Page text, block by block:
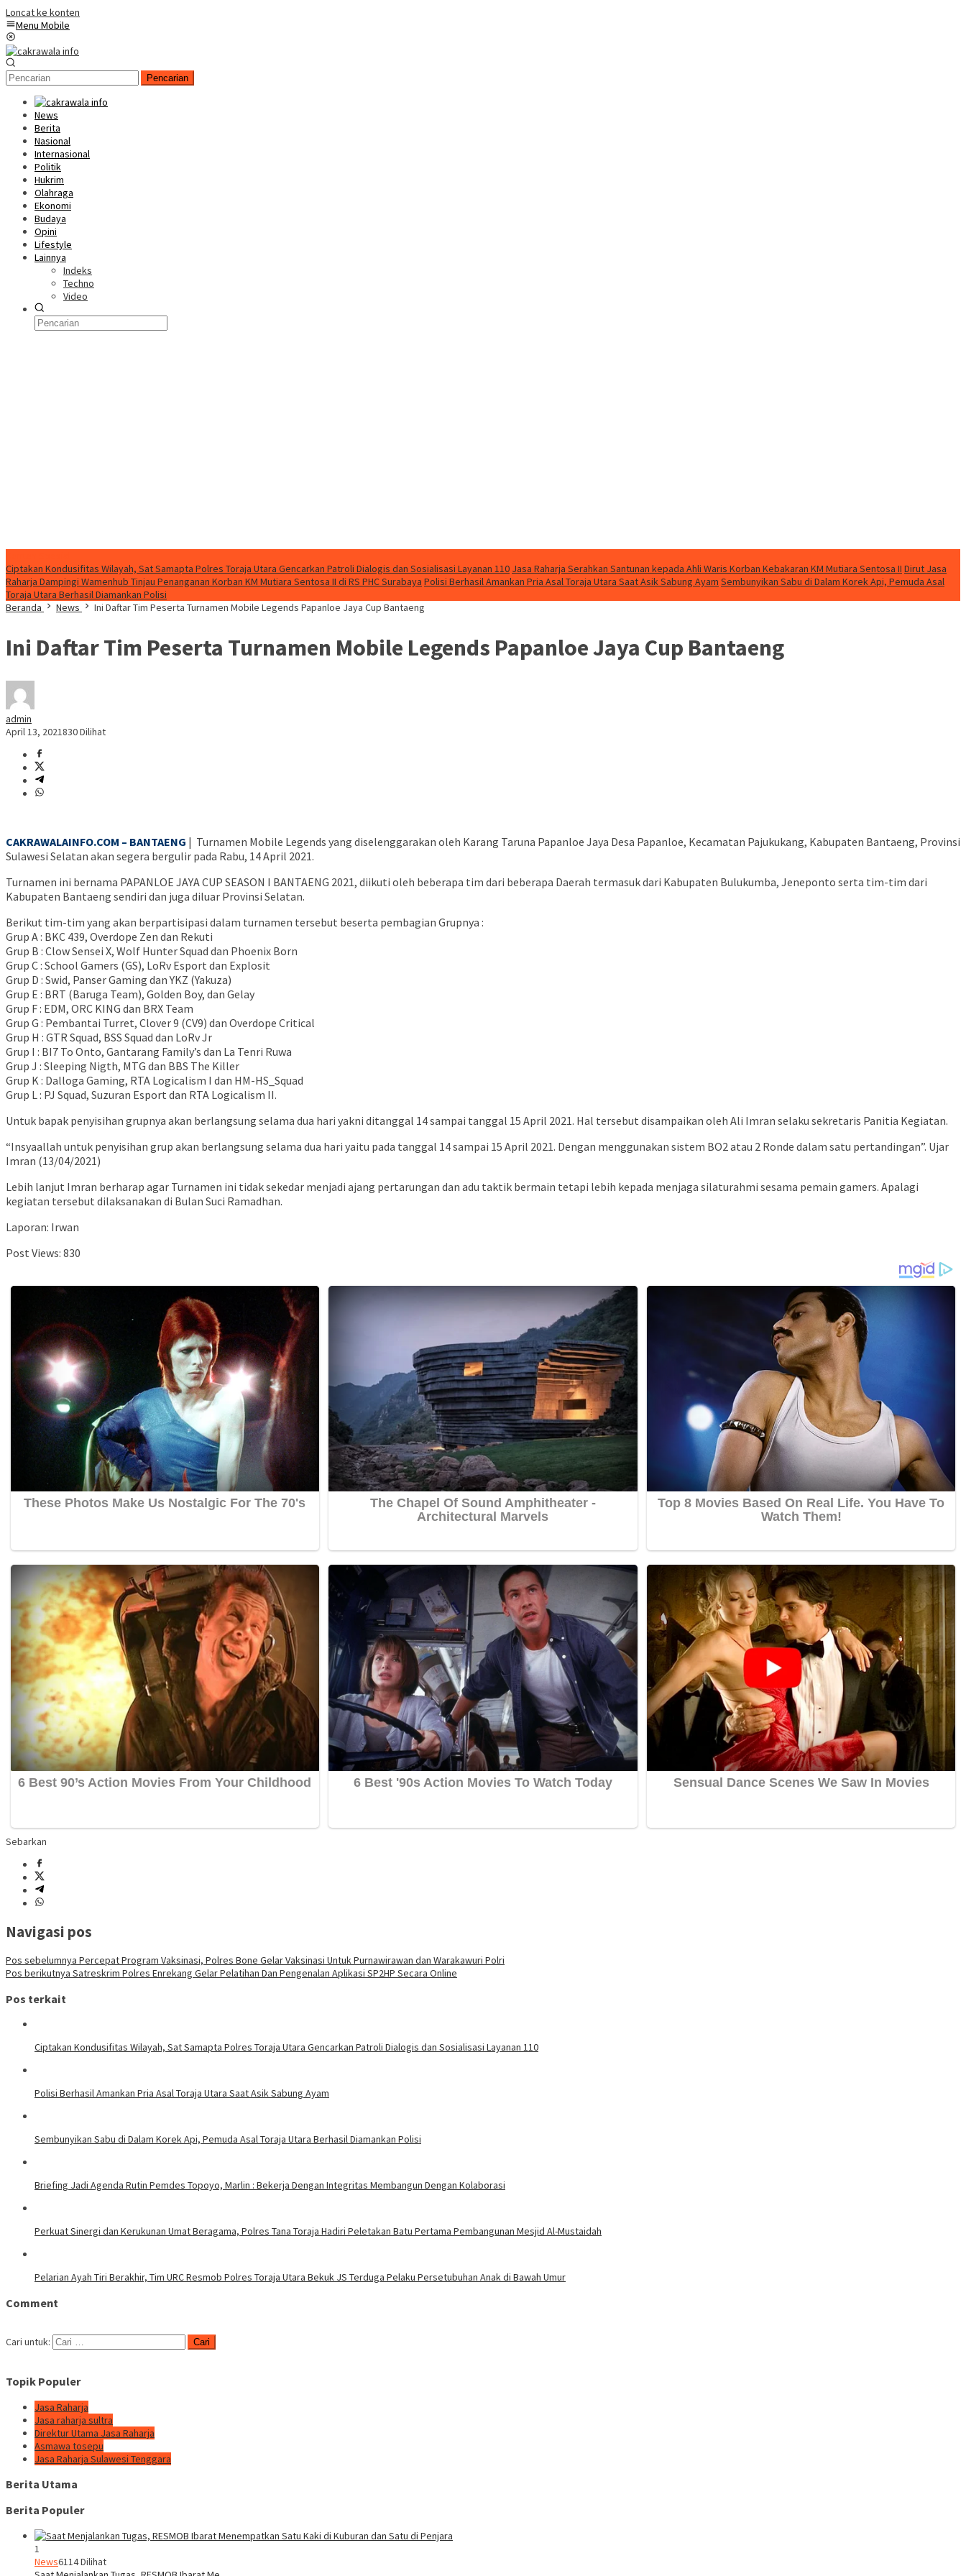
Loncat ke konten
Menu Mobile
Pencarian
News
Berita
Nasional
Internasional
Politik
Hukrim
Olahraga
Ekonomi
Budaya
Opini
Lifestyle
Lainnya
Indeks
Techno
Video
Ciptakan Kondusifitas Wilayah, Sat Samapta Polres Toraja Utara Gencarkan Patroli Dialogis dan Sosialisasi Layanan 110 Jasa Raharja Serahkan Santunan kepada Ahli Waris Korban Kebakaran KM Mutiara Sentosa II Dirut Jasa
Raharja Dampingi Wamenhub Tinjau Penanganan Korban KM Mutiara Sentosa II di RS PHC Surabaya Polisi Berhasil Amankan Pria Asal Toraja Utara Saat Asik Sabung Ayam Sembunyikan Sabu di Dalam Korek Api, Pemuda Asal
Toraja Utara Berhasil Diamankan Polisi
Beranda
News Ini Daftar Tim Peserta Turnamen Mobile Legends Papanloe Jaya Cup Bantaeng
Ini Daftar Tim Peserta Turnamen Mobile Legends Papanloe Jaya Cup Bantaeng
admin
April 13, 2021830 Dilihat
CAKRAWALAINFO.COM – BANTAENG | Turnamen Mobile Legends yang diselenggarakan oleh Karang Taruna Papanloe Jaya Desa Papanloe, Kecamatan Pajukukang, Kabupaten Bantaeng, Provinsi
Sulawesi Selatan akan segera bergulir pada Rabu, 14 April 2021.
Turnamen ini bernama PAPANLOE JAYA CUP SEASON I BANTAENG 2021, diikuti oleh beberapa tim dari beberapa Daerah termasuk dari Kabupaten Bulukumba, Jeneponto serta tim-tim dari
Kabupaten Bantaeng sendiri dan juga diluar Provinsi Selatan.
Berikut tim-tim yang akan berpartisipasi dalam turnamen tersebut beserta pembagian Grupnya :
Grup A : BKC 439, Overdope Zen dan Rekuti
Grup B : Clow Sensei X, Wolf Hunter Squad dan Phoenix Born
Grup C : School Gamers (GS), LoRv Esport dan Explosit
Grup D : Swid, Panser Gaming dan YKZ (Yakuza)
Grup E : BRT (Baruga Team), Golden Boy, dan Gelay
Grup F : EDM, ORC KING dan BRX Team
Grup G : Pembantai Turret, Clover 9 (CV9) dan Overdope Critical
Grup H : GTR Squad, BSS Squad dan LoRv Jr
Grup I : BI7 To Onto, Gantarang Family’s dan La Tenri Ruwa
Grup J : Sleeping Nigth, MTG dan BBS The Killer
Grup K : Dalloga Gaming, RTA Logicalism I dan HM-HS_Squad
Grup L : PJ Squad, Suzuran Esport dan RTA Logicalism II.
Untuk bapak penyisihan grupnya akan berlangsung selama dua hari yakni ditanggal 14 sampai tanggal 15 April 2021. Hal tersebut disampaikan oleh Ali Imran selaku sekretaris Panitia Kegiatan.
“Insyaallah untuk penyisihan grup akan berlangsung selama dua hari yaitu pada tanggal 14 sampai 15 April 2021. Dengan menggunakan sistem BO2 atau 2 Ronde dalam satu pertandingan”. Ujar
Imran (13/04/2021)
Lebih lanjut Imran berharap agar Turnamen ini tidak sekedar menjadi ajang pertarungan dan adu taktik bermain tetapi lebih kepada menjaga silaturahmi sesama pemain gamers. Apalagi
kegiatan tersebut dilaksanakan di Bulan Suci Ramadhan.
Laporan: Irwan
Post Views: 830
Sebarkan
Navigasi pos
Pos sebelumnya Percepat Program Vaksinasi, Polres Bone Gelar Vaksinasi Untuk Purnawirawan dan Warakawuri Polri
Pos berikutnya Satreskrim Polres Enrekang Gelar Pelatihan Dan Pengenalan Aplikasi SP2HP Secara Online
Pos terkait
Ciptakan Kondusifitas Wilayah, Sat Samapta Polres Toraja Utara Gencarkan Patroli Dialogis dan Sosialisasi Layanan 110
Polisi Berhasil Amankan Pria Asal Toraja Utara Saat Asik Sabung Ayam
Sembunyikan Sabu di Dalam Korek Api, Pemuda Asal Toraja Utara Berhasil Diamankan Polisi
Briefing Jadi Agenda Rutin Pemdes Topoyo, Marlin : Bekerja Dengan Integritas Membangun Dengan Kolaborasi
Perkuat Sinergi dan Kerukunan Umat Beragama, Polres Tana Toraja Hadiri Peletakan Batu Pertama Pembangunan Mesjid Al-Mustaidah
Pelarian Ayah Tiri Berakhir, Tim URC Resmob Polres Toraja Utara Bekuk JS Terduga Pelaku Persetubuhan Anak di Bawah Umur
Comment
Cari untuk:
Topik Populer
Jasa Raharja
Jasa raharja sultra
Direktur Utama Jasa Raharja
Asmawa tosepu
Jasa Raharja Sulawesi Tenggara
Berita Utama
Berita Populer
1
News6114 Dilihat